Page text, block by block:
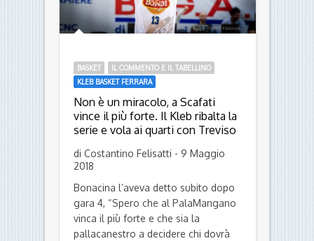
BASKET
IL COMMENTO E IL TABELLINO
KLEB BASKET FERRARA
Non è un miracolo, a Scafati
vince il più forte. Il Kleb ribalta la
serie e vola ai quarti con Treviso
di Costantino Felisatti - 9 Maggio
2018
Bonacina l’aveva detto subito dopo
gara 4, “Spero che al PalaMangano
vinca il più forte e che sia la
pallacanestro a decidere chi dovrà